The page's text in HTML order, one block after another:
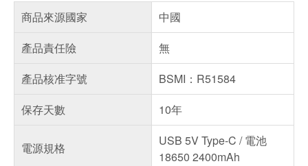
商品來源國家
中國
產品責任險
無
產品核准字號
BSMI：R51584
保存天數
10年
電源規格
USB 5V Type-C / 電池
18650 2400mAh